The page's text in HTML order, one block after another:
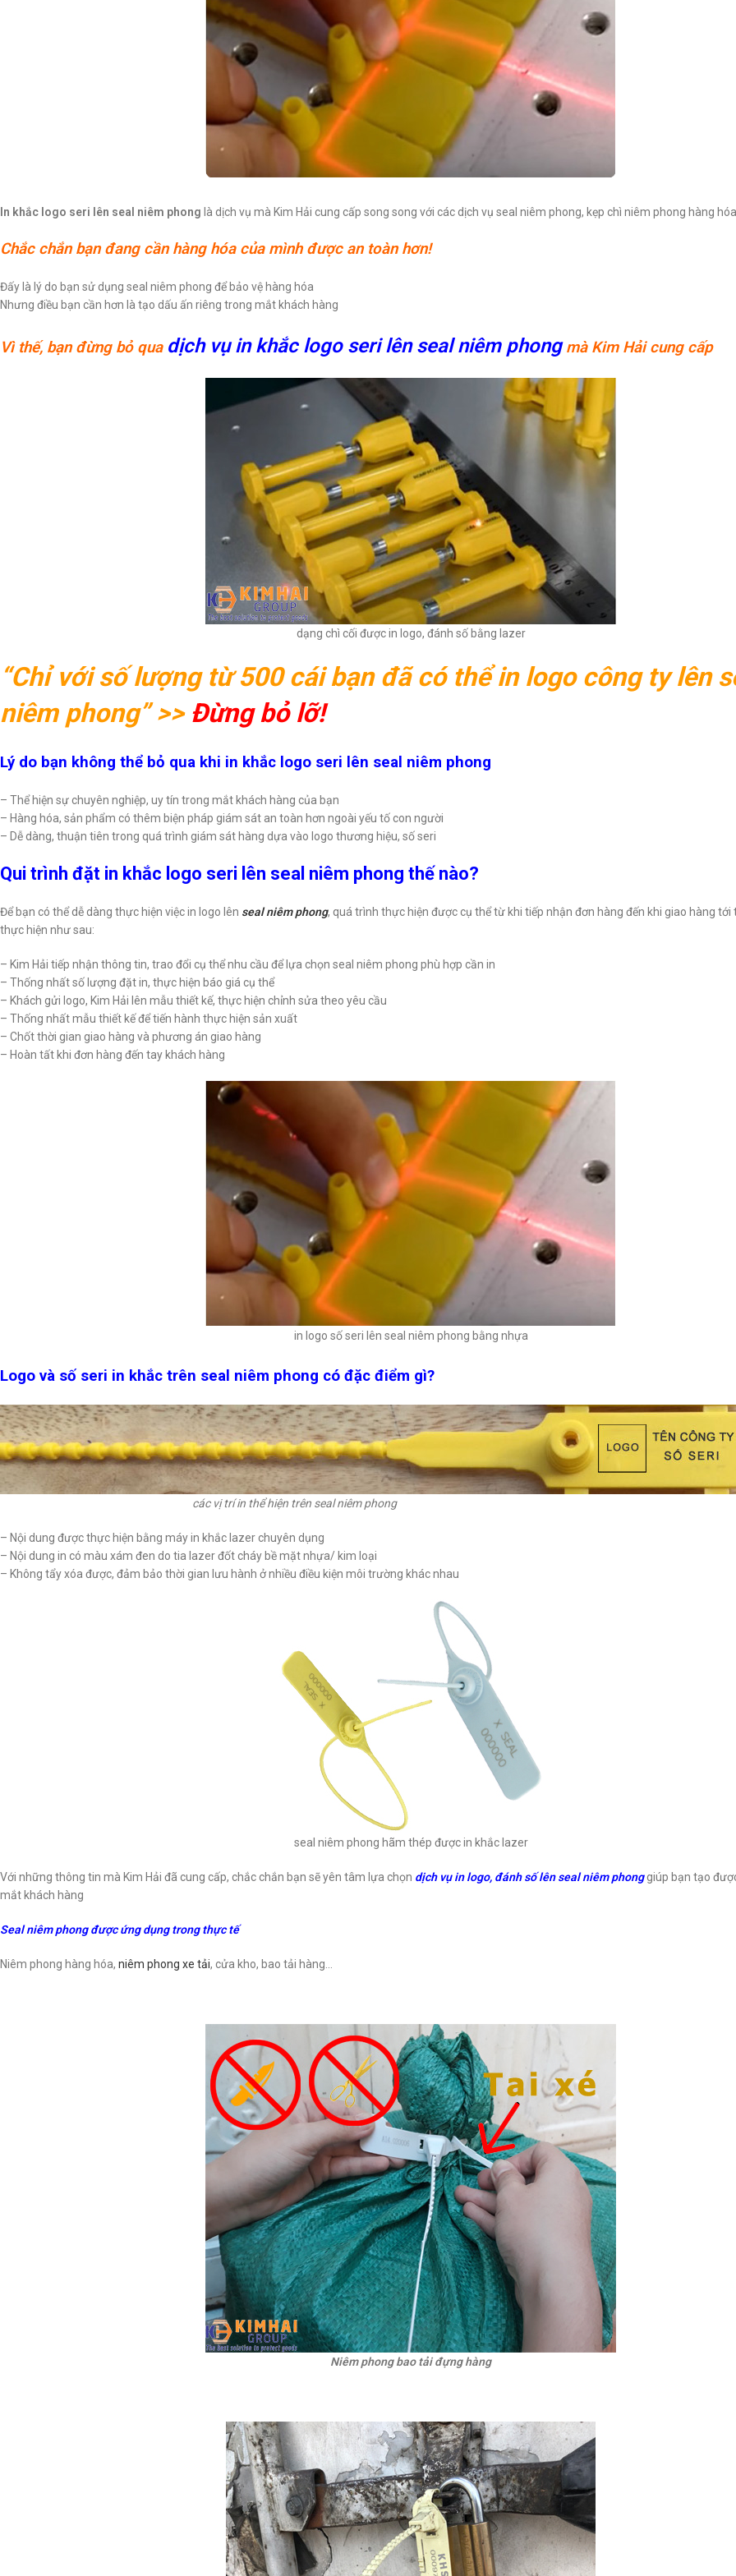
In khắc logo seri lên seal niêm phong là dịch vụ mà Kim Hải cung cấp song song với các dịch vụ seal niêm phong, kẹp chì niêm phong hàng hóa
Chắc chắn bạn đang cần hàng hóa của mình được an toàn hơn!
Đấy là lý do bạn sử dụng seal niêm phong để bảo vệ hàng hóa
Nhưng điều bạn cần hơn là tạo dấu ấn riêng trong mắt khách hàng
Vì thế, bạn đừng bỏ qua dịch vụ in khắc logo seri lên seal niêm phongmà Kim Hải cung cấp
dạng chì cối được in logo, đánh số bằng lazer
“Chỉ với số lượng từ 500 cái bạn đã có thể in logo công ty lên
niêm phong” >> Đừng bỏ lỡ!
Lý do bạn không thể bỏ qua khi in khắc logo seri lên seal niêm phong
– Thể hiện sự chuyên nghiệp, uy tín trong mắt khách hàng của bạn
– Hàng hóa, sản phẩm có thêm biện pháp giám sát an toàn hơn ngoài yếu tố con người
– Dễ dàng, thuận tiên trong quá trình giám sát hàng dựa vào logo thương hiệu, số seri
Qui trình đặt in khắc logo seri lên seal niêm phong thế nào?
Để bạn có thể dễ dàng thực hiện việc in logo lên seal niêm phong, quá trình thực hiện được cụ thể từ khi tiếp nhận đơn hàng đến khi giao hàng tới
thực hiện như sau:
– Kim Hải tiếp nhận thông tin, trao đổi cụ thể nhu cầu để lựa chọn seal niêm phong phù hợp cần in
– Thống nhất số lượng đặt in, thực hiện báo giá cụ thể
– Khách gửi logo, Kim Hải lên mẫu thiết kế, thực hiện chỉnh sửa theo yêu cầu
– Thống nhất mẫu thiết kế để tiến hành thực hiện sản xuất
– Chốt thời gian giao hàng và phương án giao hàng
– Hoàn tất khi đơn hàng đến tay khách hàng
in logo số seri lên seal niêm phong bằng nhựa
Logo và số seri in khắc trên seal niêm phong có đặc điểm gì?
các vị trí in thể hiện trên seal niêm phong
– Nội dung được thực hiện bằng máy in khắc lazer chuyên dụng
– Nội dung in có màu xám đen do tia lazer đốt cháy bề mặt nhựa/ kim loại
– Không tẩy xóa được, đảm bảo thời gian lưu hành ở nhiều điều kiện môi trường khác nhau
seal niêm phong hãm thép được in khắc lazer
Với những thông tin mà Kim Hải đã cung cấp, chắc chắn bạn sẽ yên tâm lựa chọn dịch vụ in logo, đánh số lên seal niêm phonggiúp bạn tạo
mắt khách hàng
Seal niêm phong được ứng dụng trong thực tế
Niêm phong hàng hóa, niêm phong xe tải, cửa kho, bao tải hàng…
Niêm phong bao tải đựng hàng